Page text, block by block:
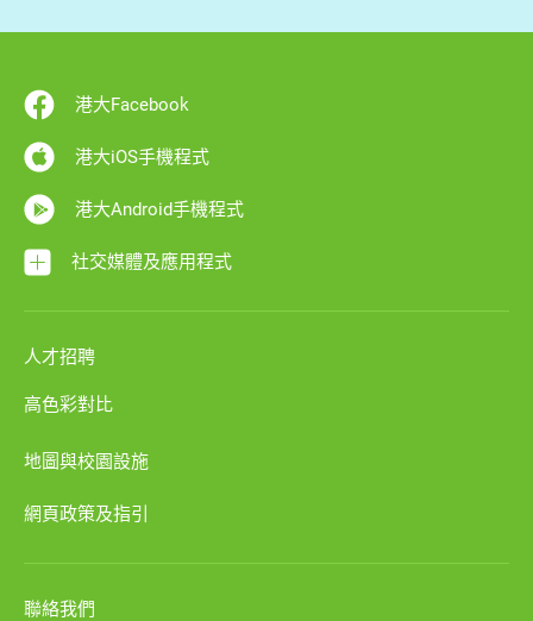
港大Facebook
港大iOS手機程式
港大Android手機程式
社交媒體及應用程式
人才招聘
高色彩對比
地圖與校園設施
網頁政策及指引
聯絡我們